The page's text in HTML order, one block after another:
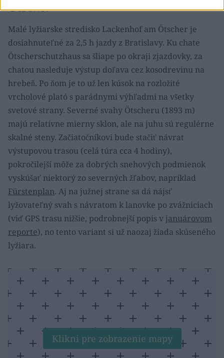
Ötscher
Malé lyžiarske stredisko Lackenhof am Ötscher je
dosiahnuteľné za 2,5 h jazdy z Bratislavy. Ku chate
Ötscherschutzhaus sa šliape po okraji zjazdovky, za
chatou nasleduje výstup doľava cez kosodrevinu na
hrebeň. Po ňom je to už len kúsok na rozložité
vrcholové plató s parádnymi výhľadmi na všetky
svetové strany. Severné svahy Ötscheru (1893 m)
majú relatívne mierny sklon, ale na juhu sú regulérne
skalné steny. Začiatočníkovi bude stačiť návrat
výstupovou trasou (celá túra cca 4 hodiny),
pokročilejší môže za dobrých snehových podmienok
vyskúšať niektorý zo severných žľabov, napríklad
Fürstenplan. Aj na južnej strane sa dá nájsť
lyžovateľný svah s návratom k lanovke po zvážniciach
(viď GPS trasu nižšie, podrobnejší popis v januárovom
reporte), no tento variant si už naozaj žiada skúseného
lyžiara.
Klikni pre zobrazenie mapy